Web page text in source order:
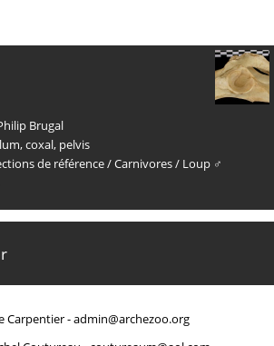
Brugal
,coxal, pelvis
de référence/Carnivores/ Loup ♂
Carpentier -admin@archezoo.org